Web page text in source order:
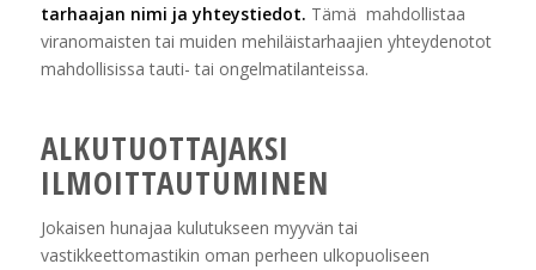
tarhaajan nimi ja yhteystiedot. Tämä mahdollistaa
viranomaisten tai muiden mehiläistarhaajien yhteydenotot
mahdollisissa tauti- tai ongelmatilanteissa.
ALKUTUOTTAJAKSI
ILMOITTAUTUMINEN
Jokaisen hunajaa kulutukseen myyvän tai
vastikkeettomastikin oman perheen ulkopuoliseen